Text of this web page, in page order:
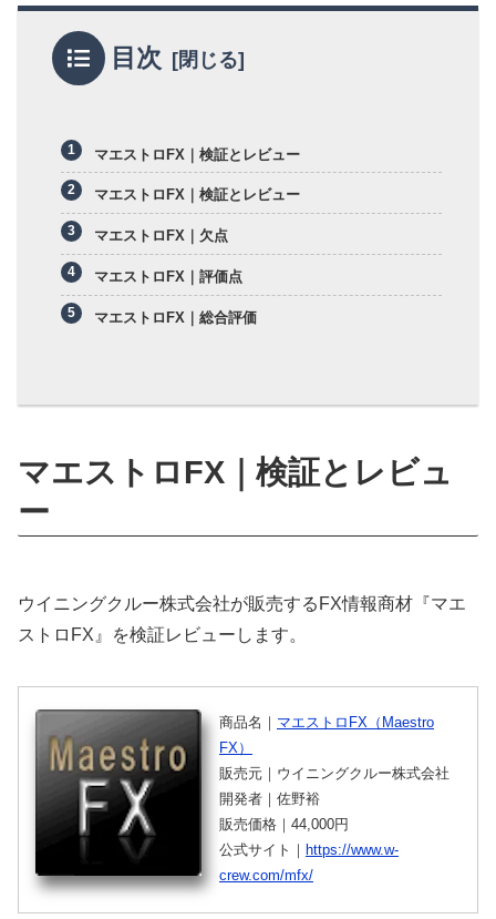
目次
マエストロFX｜検証とレビュー
マエストロFX｜検証とレビュー
マエストロFX｜欠点
マエストロFX｜評価点
マエストロFX｜総合評価
マエストロFX｜検証とレビュ
ー
ウイニングクルー株式会社が販売するFX情報商材『マエ
ストロFX』を検証レビューします。
商品名｜ マエストロFX（Maestro
FX）
販売元｜ウイニングクルー株式会社
開発者｜佐野裕
販売価格｜44,000円
公式サイト｜ https://www.w-
crew.com/mfx/